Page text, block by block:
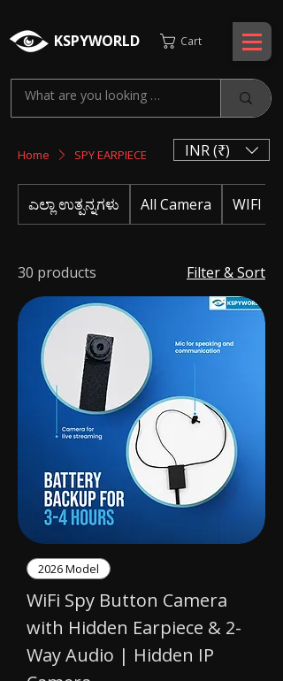
KSPYWORLD Cart
Home SPY EARPIECE
ಎಲ್ಲಾ ಉತ್ಪನ್ನಗಳು All Camera WIFI
30 products Filter & Sort
2026 Model
WiFi Spy Button Camera
with Hidden Earpiece & 2-
Way Audio | Hidden IP
INR (₹)